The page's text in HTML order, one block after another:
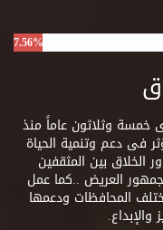
7.56%
خمسة وثلاثون عاماً منذ
ومؤثر فى دعم وتنمية الحياة
الخلاق بين المثقفين
العريض ..كما عمل
المحافظات ودعمها